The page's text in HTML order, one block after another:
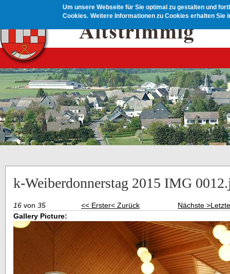
Um unsere Webseite für Sie optimal zu gestalten und
Cookies. Weitere Informationen zu Cookies erhalten Sie
k-Weiberdonnerstag 2015 IMG
16 von 35 << Erster< Zurück Nächste >
Gallery Picture: